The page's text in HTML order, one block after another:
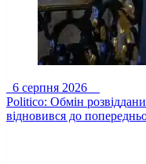
6 серпня 2026
Politico: Обмін
відновився до